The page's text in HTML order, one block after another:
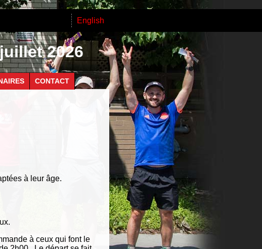
English
2026
CONTACT
à leur âge.
à ceux qui font le